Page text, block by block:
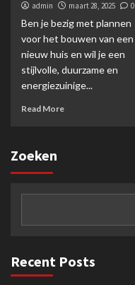
admin maart 28, 2025 0
Ben je bezig met plannen
voor het bouwen van een
nieuw huis en wil je een
stijlvolle, duurzame en
energiezuinige...
Read More
Zoeken
Recent Posts